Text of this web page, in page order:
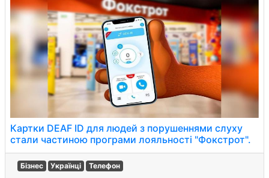
Картки DEAF ID для людей з порушеннями слуху
стали частиною програми лояльності "Фокстрот".
Бізнес Українці Телефон